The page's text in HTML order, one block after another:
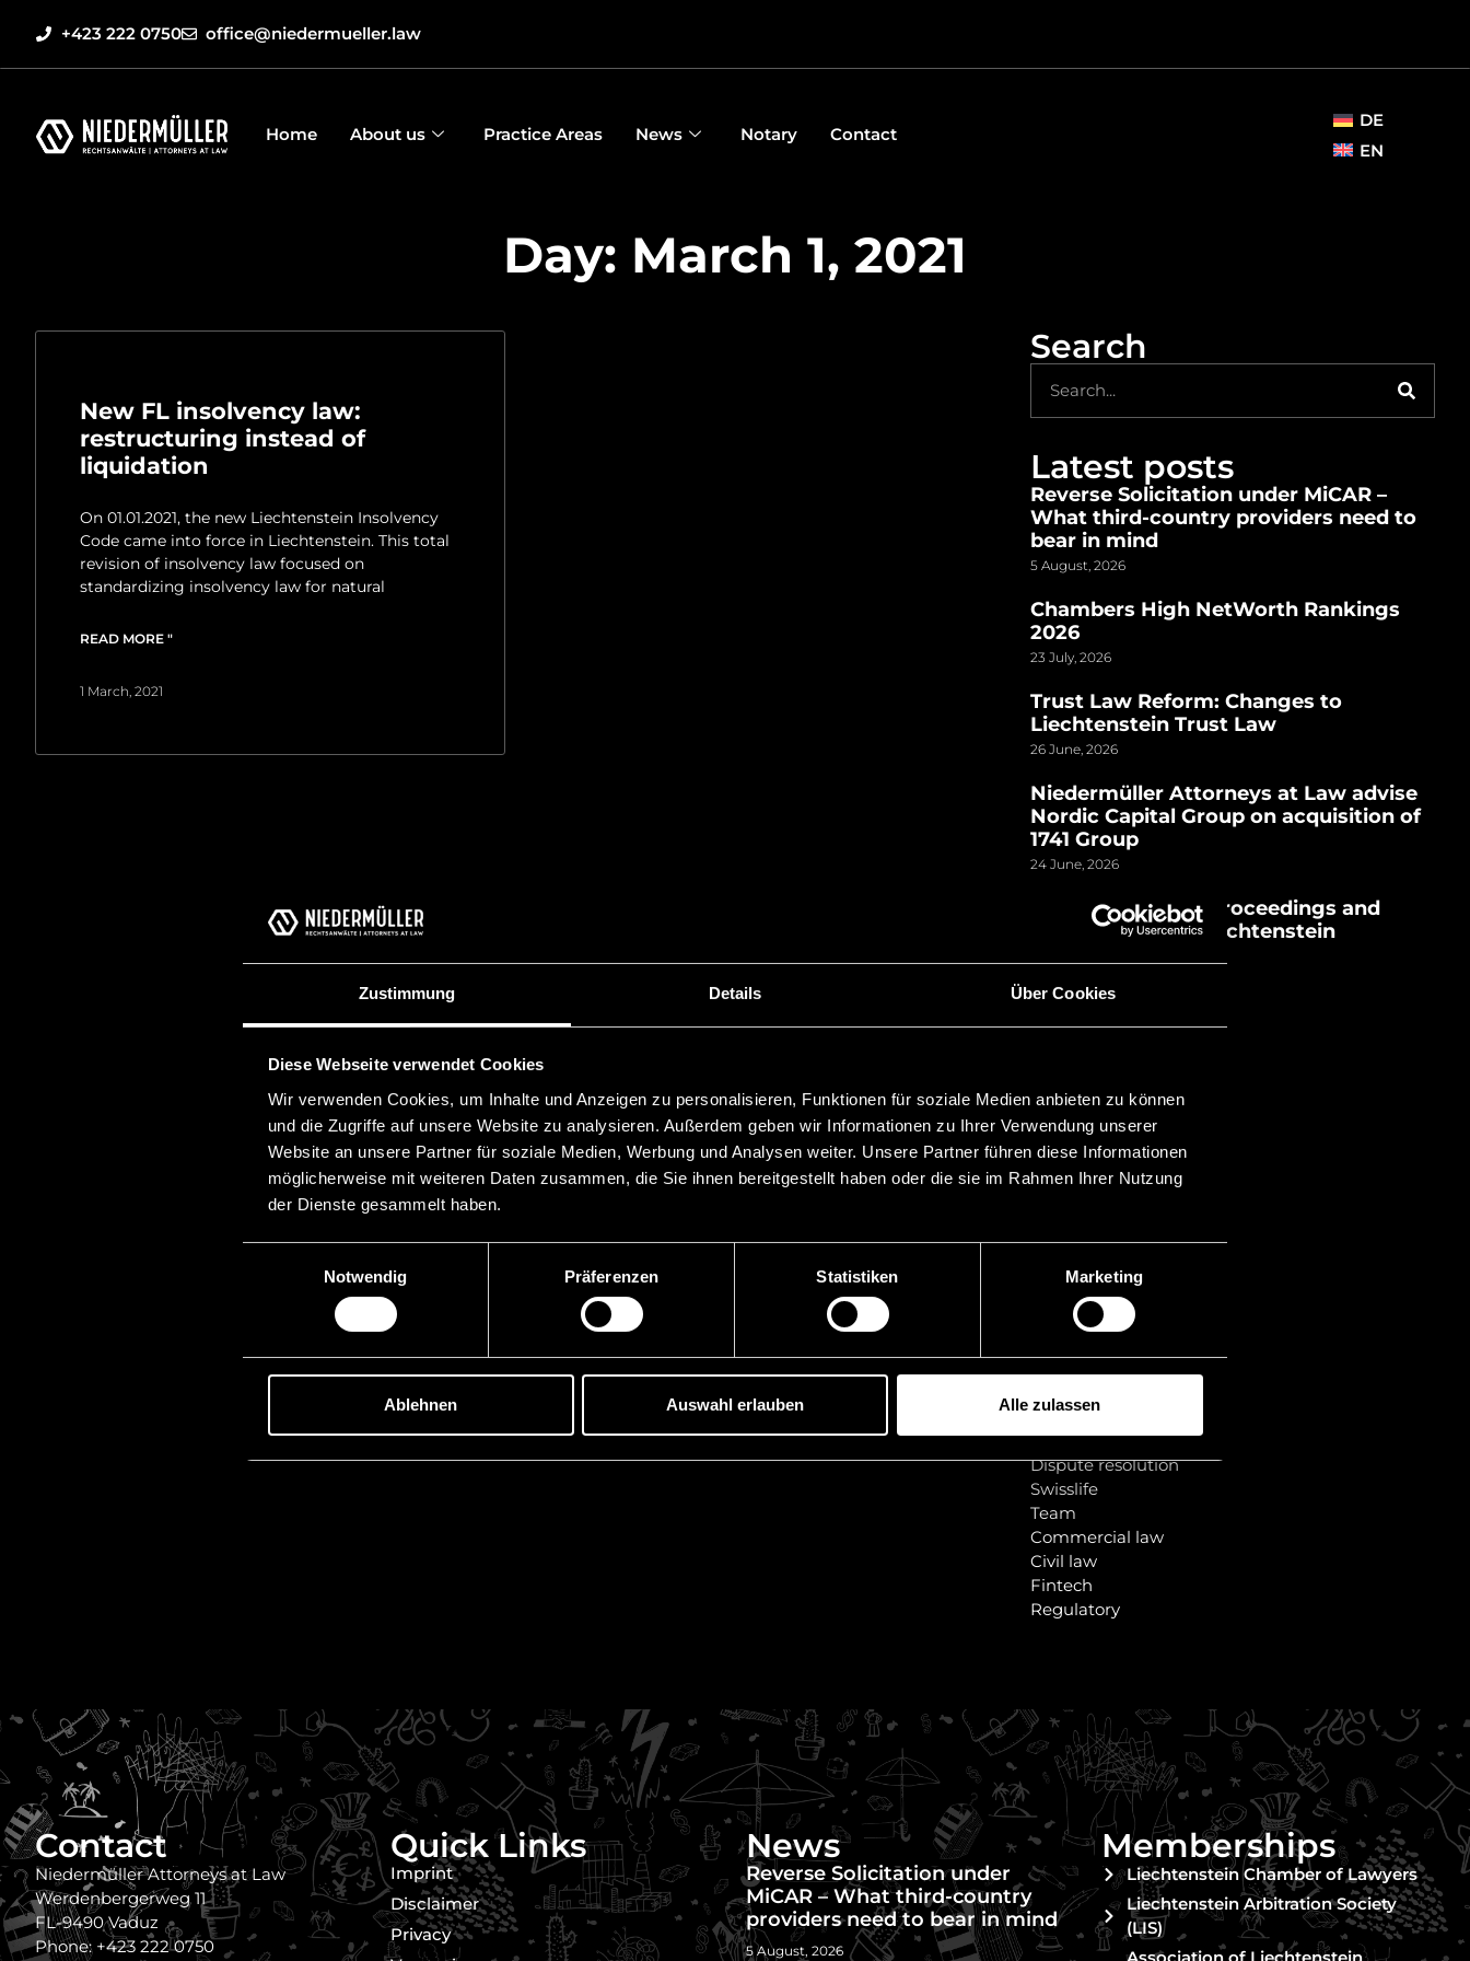
Zustimmung Details Über Cookies
Diese Webseite verwendet Cookies
Wir verwenden Cookies, um Inhalte und Anzeigen zu personalisieren, Funktionen für soziale Medien anbieten zu können
und die Zugriffe auf unsere Website zu analysieren. Außerdem geben wir Informationen zu Ihrer Verwendung unserer
Website an unsere Partner für soziale Medien, Werbung und Analysen weiter. Unsere Partner führen diese Informationen
möglicherweise mit weiteren Daten zusammen, die Sie ihnen bereitgestellt haben oder die sie im Rahmen Ihrer Nutzung
der Dienste gesammelt haben.
Notwendig
Präferenzen Statistiken Marketing
Ablehnen Auswahl erlauben Alle zulassen
+423 222 0750 office@niedermueller.law
Home About us Practice Areas News Notary Contact
DE
EN
Day: March 1, 2021
New FL insolvency law:
restructuring instead of
liquidation
On 01.01.2021, the new Liechtenstein Insolvency
Code came into force in Liechtenstein. This total
revision of insolvency law focused on
standardizing insolvency law for natural
READ MORE "
1 March, 2021
Search
Latest posts
Reverse Solicitation under MiCAR –
What third-country providers need to
bear in mind
5 August, 2026
Chambers High NetWorth Rankings
2026
23 July, 2026
Trust Law Reform: Changes to
Liechtenstein Trust Law
26 June, 2026
Niedermüller Attorneys at Law advise
Nordic Capital Group on acquisition of
1741 Group
24 June, 2026
TGI AG | Criminal proceedings and
house search in Liechtenstein
Categories
Banking & Finance
Blockchain
Family law
Financial markets
Liechtenstein
Membership
Litigation financing
Publications
Miscellaneous
Foundation law
Dispute resolution
Swisslife
Team
Commercial law
Civil law
Fintech
Regulatory
Contact
Niedermüller Attorneys at Law
Werdenbergerweg 11
FL-9490 Vaduz
Phone: +423 222 0750
Quick Links
Imprint
Disclaimer
Privacy
News
Reverse Solicitation under
MiCAR – What third-country
providers need to bear in mind
5 August, 2026
Memberships
Liechtenstein Chamber of Lawyers
Liechtenstein Arbitration Society
(LIS)